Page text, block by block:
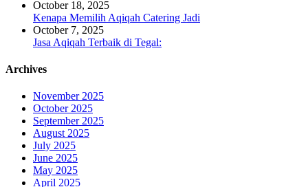
October 18, 2025
Kenapa Memilih Aqiqah Catering Jadi
October 7, 2025
Jasa Aqiqah Terbaik di Tegal:
Archives
November 2025
October 2025
September 2025
August 2025
July 2025
June 2025
May 2025
April 2025